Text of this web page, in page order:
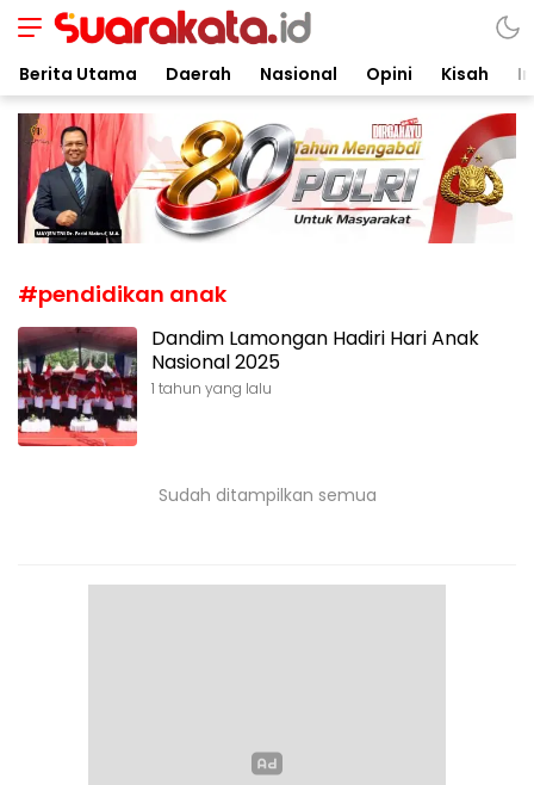
Suarakata.id
Kata Bicara Suara Bergerak
Berita Utama Daerah Nasional Opini Kisah
#pendidikan anak
Dandim Lamongan Hadiri Hari Anak
Nasional 2025
1 tahun yang lalu
Sudah ditampilkan semua